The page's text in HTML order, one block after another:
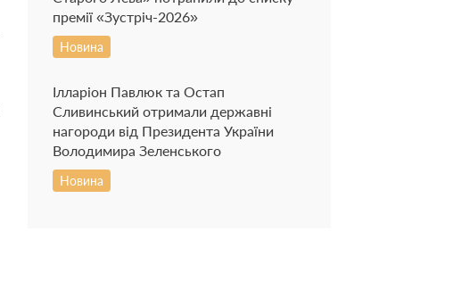
премії «Зустріч-2026»
Новина
Ілларіон Павлюк та Остап
Сливинський отримали державні
нагороди від Президента України
Володимира Зеленського
Новина